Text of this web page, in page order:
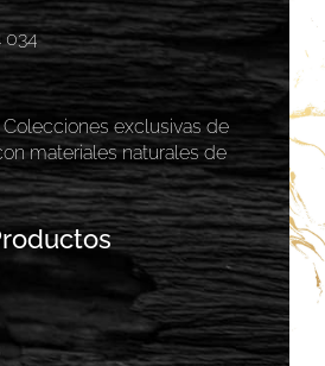
034
exclusivas de
materiales naturales de